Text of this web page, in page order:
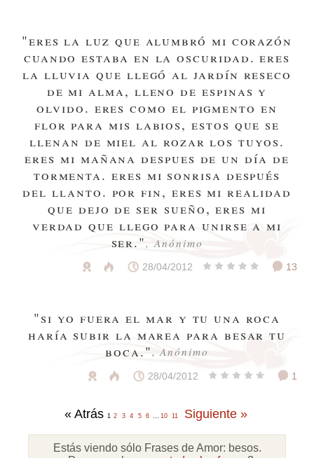
"eres la luz que alumbró mi corazón
cuando estaba en la oscuridad. eres
la lluvia que llegó al jardín reseco
de mi alma, lleno de espinas y
olvido. eres como el pigmento en
flor para mis labios, estos que se
llenan de miel al rozar los tuyos.
eres mi mañana despues de un día de
tormenta. eres mi sonrisa después
del llanto. por fin, eres mi realidad
que dejo de ser sueño, eres mi
verdad que llego para unirse a mi
ser.", Anónimo
28/04/2012 13
"si yo fuera el mar y tu una roca
haría subir la marea para besar tu
boca.", Anónimo
28/04/2012 1
« Atrás 1 2 3 4 5 6 ... 10 11 Siguiente »
Estás viendo sólo Frases de Amor: besos.